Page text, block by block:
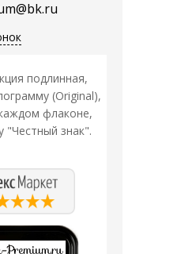
подлинная,
(Original),
флаконе,
"Честный знак".